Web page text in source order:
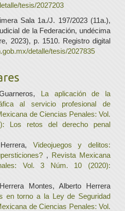
tesis/2027203
Sala 1a./J. 197/2023 (11a.),
de la Federación, undécima
2023), p. 1510. Registro digital
detalle/tesis/2027835
La aplicación de la
al servicio profesional de
de Ciencias Penales: Vol.
Los retos del derecho penal
Videojuegos y delitos:
, Revista Mexicana
Vol. 3 Núm. 10 (2020):
Montes, Alberto Herrera
en torno a la Ley de Seguridad
de Ciencias Penales: Vol.